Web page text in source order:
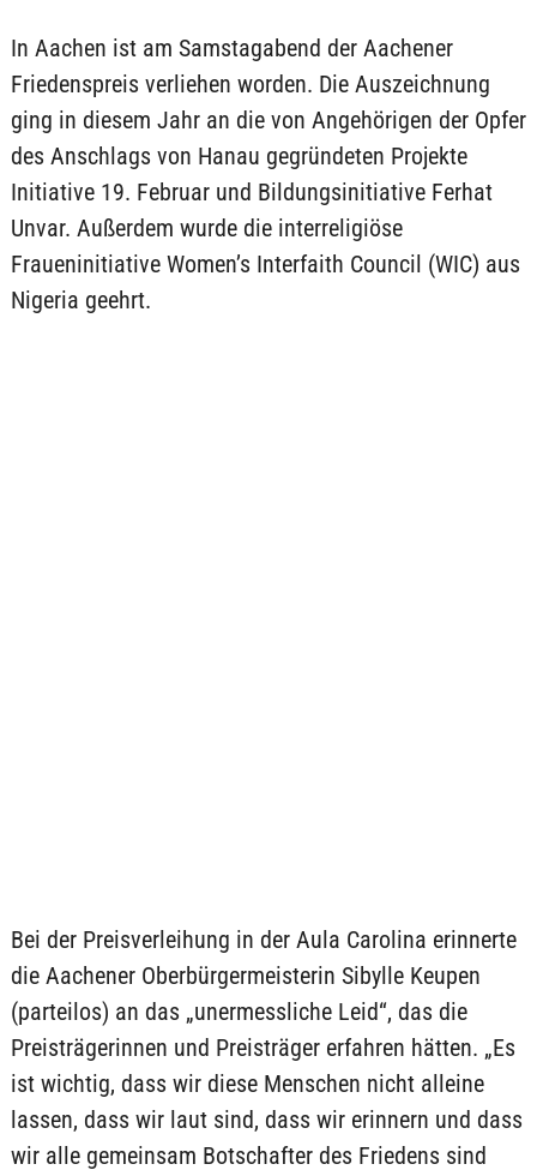
In Aachen ist am Samstagabend der Aachener
Friedenspreis verliehen worden. Die Auszeichnung
ging in diesem Jahr an die von Angehörigen der Opfer
des Anschlags von Hanau gegründeten Projekte
Initiative 19. Februar und Bildungsinitiative Ferhat
Unvar. Außerdem wurde die interreligiöse
Fraueninitiative Women’s Interfaith Council (WIC) aus
Nigeria geehrt.
Bei der Preisverleihung in der Aula Carolina erinnerte
die Aachener Oberbürgermeisterin Sibylle Keupen
(parteilos) an das „unermessliche Leid“, das die
Preisträgerinnen und Preisträger erfahren hätten. „Es
ist wichtig, dass wir diese Menschen nicht alleine
lassen, dass wir laut sind, dass wir erinnern und dass
wir alle gemeinsam Botschafter des Friedens sind